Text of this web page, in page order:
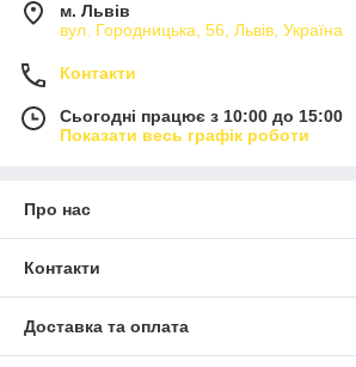
м. Львів
вул. Городницька, 56, Львів, Україна
Контакти
Сьогодні працює з 10:00 до 15:00
Показати весь графік роботи
Про нас
Контакти
Доставка та оплата